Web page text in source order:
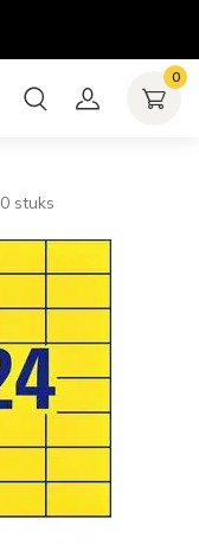
0
stuks